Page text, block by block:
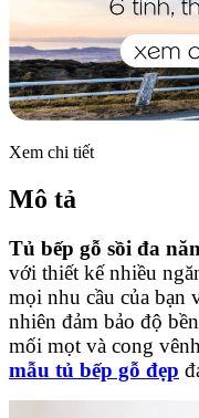
Xem chi tiết
Mô tả
Tủ bếp gỗ sồi đa
với thiết kế nhiều
mọi nhu cầu của bạn
nhiên đảm bảo độ
mối mọt và cong
mẫu tủ bếp gỗ đẹp